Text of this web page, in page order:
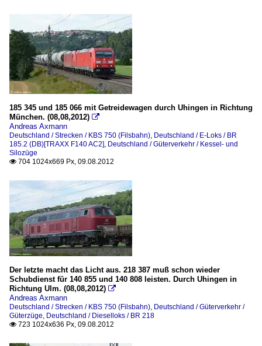
185 345 und 185 066 mit Getreidewagen durch Uhingen in Richtung
München. (08,08,2012) 
Andreas Axmann
Deutschland / Strecken / KBS 750 (Filsbahn), Deutschland / E-Loks / BR
185.2 (DB)[TRAXX F140 AC2], Deutschland / Güterverkehr / Kessel- und
Silozüge
 704 1024x669 Px, 09.08.2012
Der letzte macht das Licht aus. 218 387 muß schon wieder
Schubdienst für 140 855 und 140 808 leisten. Durch Uhingen in
Richtung Ulm. (08,08,2012) 
Andreas Axmann
Deutschland / Strecken / KBS 750 (Filsbahn), Deutschland / Güterverkehr /
Güterzüge, Deutschland / Dieselloks / BR 218
 723 1024x636 Px, 09.08.2012